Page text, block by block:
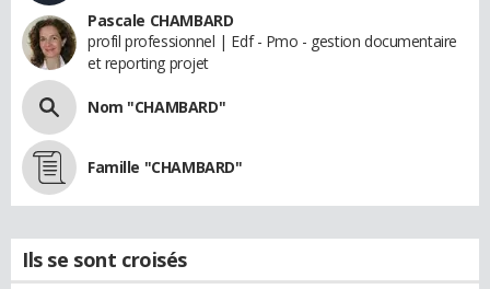
Pascale CHAMBARD
profil professionnel | Edf - Pmo - gestion documentaire
et reporting projet
Nom "CHAMBARD"
Famille "CHAMBARD"
Ils se sont croisés